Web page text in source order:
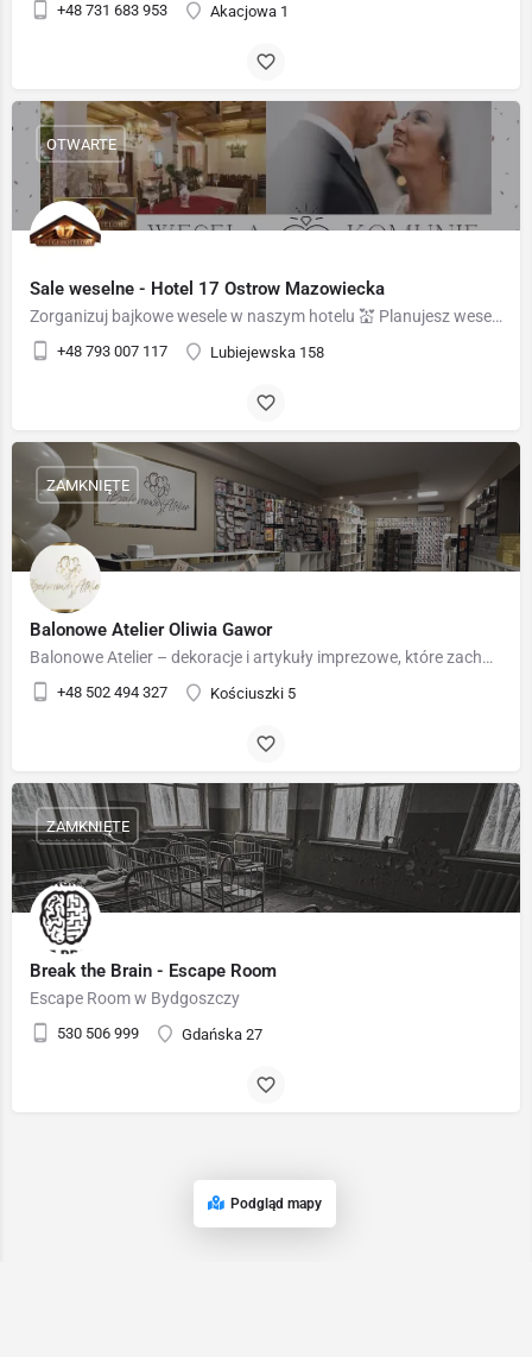
+48 731 683 953 Akacjowa 1
Sale weselne - Hotel 17 Ostrow Mazowiecka
Zorganizuj bajkowe wesele w naszym hotelu 💒 Planujesz wesele i marzysz o wyjątkowym miejscu? Nasz hotel to…
+48 793 007 117 Lubiejewska 158
OTWARTE
Balonowe Atelier Oliwia Gawor
Balonowe Atelier – dekoracje i artykuły imprezowe, które zachwycają 🎈 Balonowe Atelier to miejsce, w którym…
+48 502 494 327 Kościuszki 5
ZAMKNIĘTE
Break the Brain - Escape Room
Escape Room w Bydgoszczy
530 506 999 Gdańska 27
ZAMKNIĘTE
Podgląd mapy